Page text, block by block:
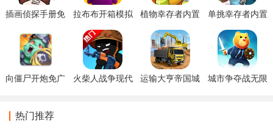
插画侦探手册免
拉布布开箱模拟
植物幸存者内置
下载(Plant
Survivor:Bang
Bang)
单挑幸存者内置
(Solo Survivor
Rogue
Adventure)
向僵尸开炮免广
火柴人战争现代
运输大亨帝国城
城市争夺战无限
热门推荐